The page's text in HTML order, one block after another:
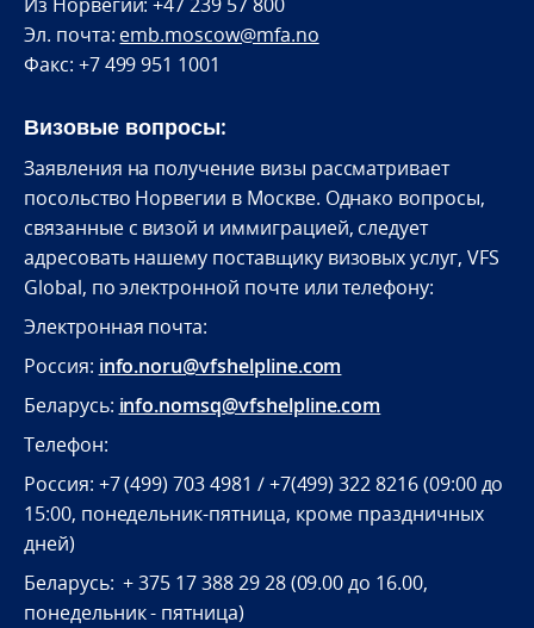
Эл. почта: emb.moscow@mfa.no
Факс: +7 499 951 1001
Визовые вопросы:
Заявления на получение визы рассматривает
посольство Норвегии в Москве. Однако вопросы,
связанные с визой и иммиграцией, следует
адресовать нашему поставщику визовых услуг, VFS
Global, по электронной почте или телефону:
Электронная почта:
Россия: info.noru@vfshelpline.com
Беларусь: info.nomsq@vfshelpline.com
Телефон:
Россия: +7 (499) 703 4981 / +7(499) 322 8216 (09:00 до
15:00, понедельник-пятница, кроме праздничных
дней)
Беларусь: + 375 17 388 29 28 (09.00 до 16.00,
понедельник - пятница)